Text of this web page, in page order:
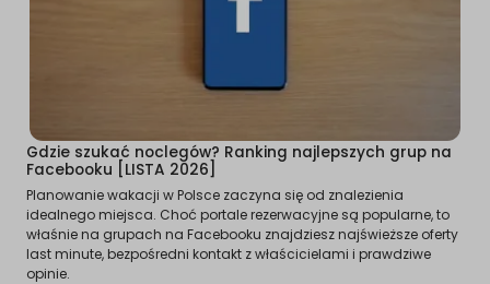
Gdzie szukać noclegów? Ranking najlepszych grup na
Facebooku [LISTA 2026]
Planowanie wakacji w Polsce zaczyna się od znalezienia
idealnego miejsca. Choć portale rezerwacyjne są popularne, to
właśnie na grupach na Facebooku znajdziesz najświeższe oferty
last minute, bezpośredni kontakt z właścicielami i prawdziwe
opinie.